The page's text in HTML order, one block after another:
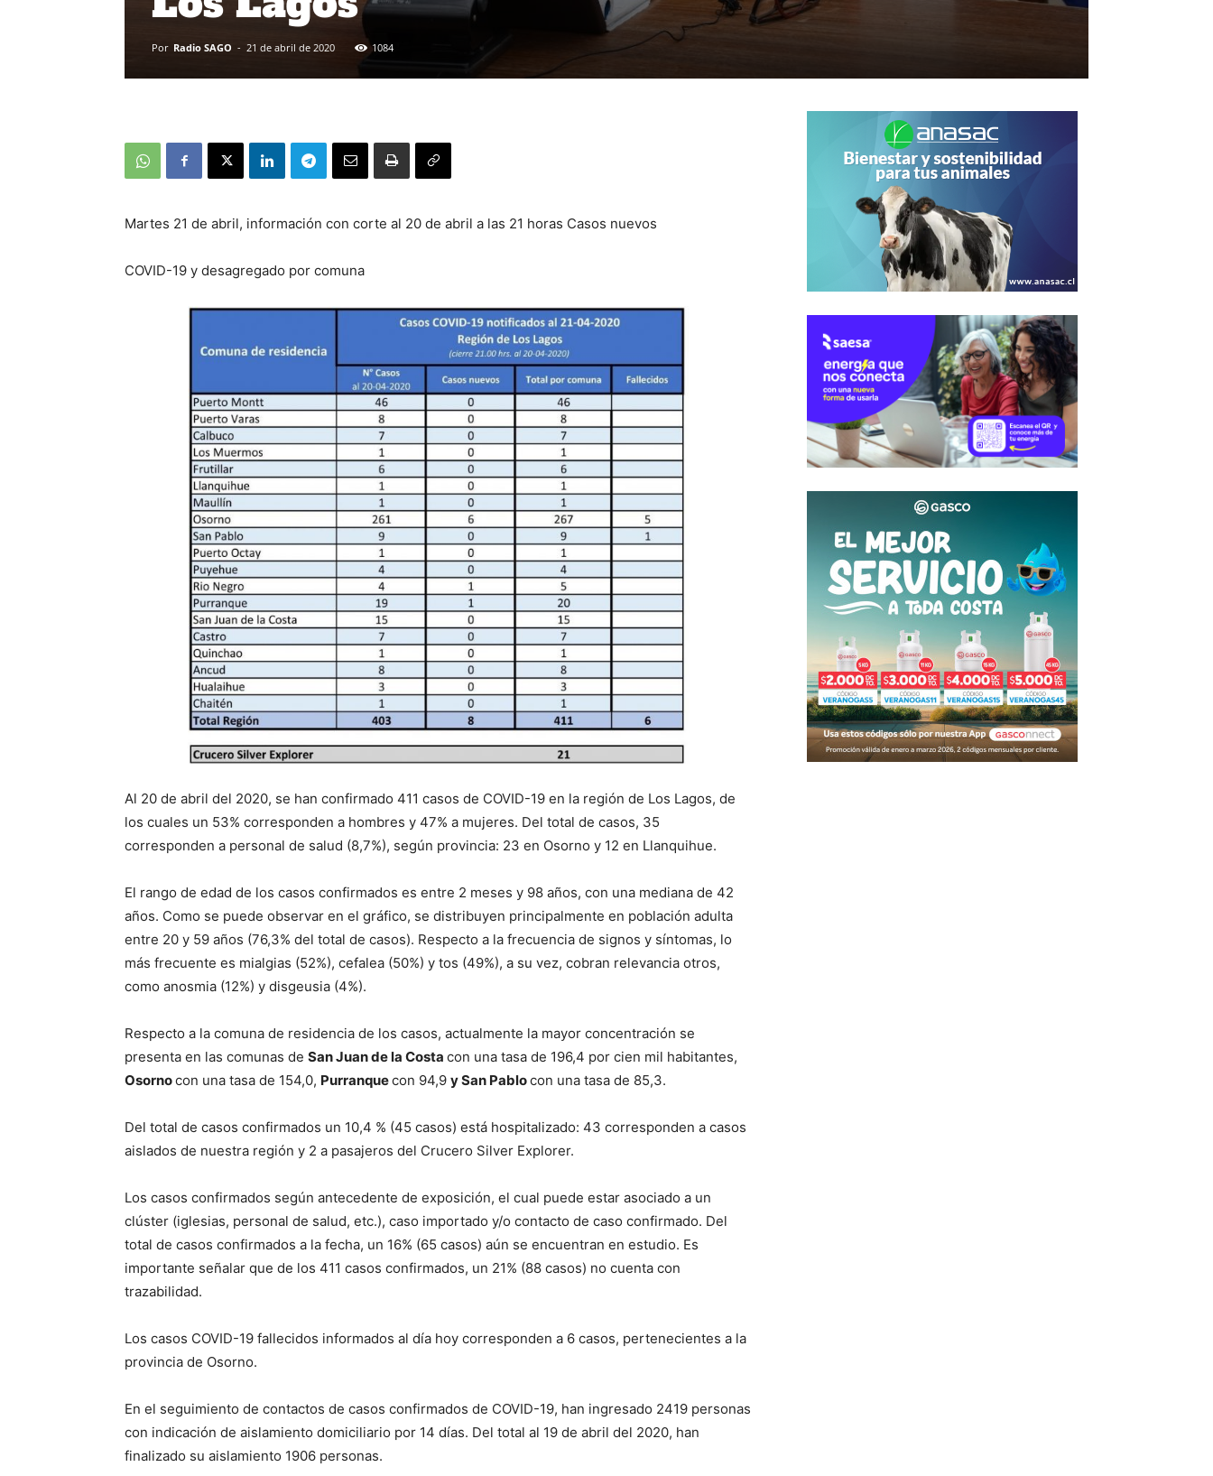
Por Radio SAGO - 21 de abril de 2020 1084
Martes 21 de abril, información con corte al 20 de abril a las 21 horas Casos nuevos
COVID-19 y desagregado por comuna
Al 20 de abril del 2020, se han confirmado 411 casos de COVID-19 en la región de Los Lagos, de
los cuales un 53% corresponden a hombres y 47% a mujeres. Del total de casos, 35
corresponden a personal de salud (8,7%), según provincia: 23 en Osorno y 12 en Llanquihue.
El rango de edad de los casos confirmados es entre 2 meses y 98 años, con una mediana de 42
años. Como se puede observar en el gráfico, se distribuyen principalmente en población adulta
entre 20 y 59 años (76,3% del total de casos). Respecto a la frecuencia de signos y síntomas, lo
más frecuente es mialgias (52%), cefalea (50%) y tos (49%), a su vez, cobran relevancia otros,
como anosmia (12%) y disgeusia (4%).
Respecto a la comuna de residencia de los casos, actualmente la mayor concentración se
presenta en las comunas de San Juan de la Costa con una tasa de 196,4 por cien mil habitantes,
Osornocon una tasa de 154,0, Purranquecon 94,9 y San Pablocon una tasa de 85,3.
Del total de casos confirmados un 10,4 % (45 casos) está hospitalizado: 43 corresponden a casos
aislados de nuestra región y 2 a pasajeros del Crucero Silver Explorer.
Los casos confirmados según antecedente de exposición, el cual puede estar asociado a un
clúster (iglesias, personal de salud, etc.), caso importado y/o contacto de caso confirmado. Del
total de casos confirmados a la fecha, un 16% (65 casos) aún se encuentran en estudio. Es
importante señalar que de los 411 casos confirmados, un 21% (88 casos) no cuenta con
trazabilidad.
Los casos COVID-19 fallecidos informados al día hoy corresponden a 6 casos, pertenecientes a la
provincia de Osorno.
En el seguimiento de contactos de casos confirmados de COVID-19, han ingresado 2419 personas
con indicación de aislamiento domiciliario por 14 días. Del total al 19 de abril del 2020, han
finalizado su aislamiento 1906 personas.